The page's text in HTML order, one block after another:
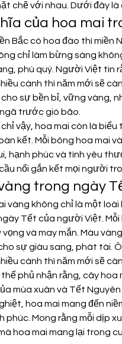
chẽ với nhau. Dưới đây
của hoa mai
Bắc có hoa đào thì miền
chỉ làm bừng sáng
phú quý. Người Việt tin
cánh thì năm mới sẽ
sự bền bỉ, vững vàng,
trước gió bão.
vậy, hoa mai còn là
kết. Mỗi bông hoa mai
hạnh phúc và tình yêu
nối gắn kết mọi người
trong ngày
vàng không chỉ là một
Tết của người Việt.
vọng và may mắn. Màu
sự giàu sang, phát tài.
cánh thì năm mới sẽ
phủ nhận rằng, cây
mùa xuân và Tết
hoa mai mang đến
phúc. Mong rằng mỗi dịp
hoa mai mang lại trong